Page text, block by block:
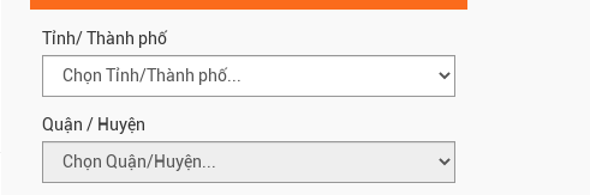
Tỉnh/ Thành phố
Quận / Huyện